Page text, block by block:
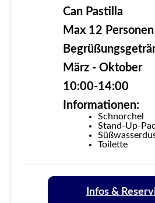
Can Pastilla
Max 12 Personen
März - Oktober
10:00-14:00
Informationen:
Schnorchel
Stand-Up-
Toilette
Infos &